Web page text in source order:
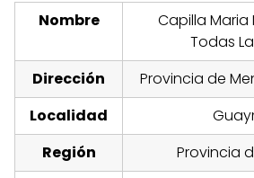
Nombre
Capilla
Todas
Dirección
Provincia de
Localidad
Región
Provincia